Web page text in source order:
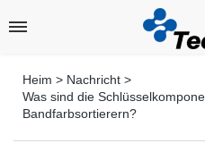
Heim > Nachricht >
Was sind die
Bandfarbsortierern?